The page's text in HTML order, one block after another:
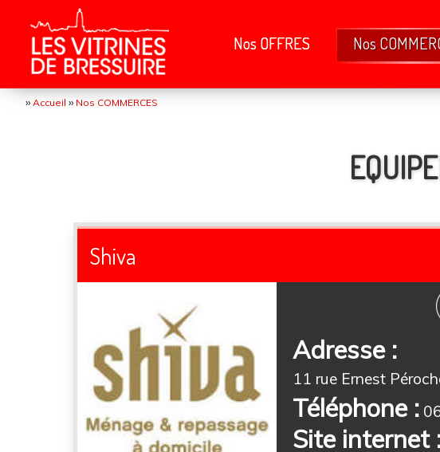
Nos OFFRES Nos
›› Accueil ›› Nos COMMERCES
Shiva
Adresse :
11 rue Ernest
Téléphone :
Site internet